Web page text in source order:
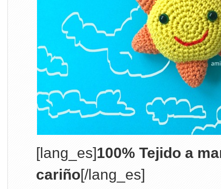
[lang_es]100% Tejido a
cariño[/lang_es]